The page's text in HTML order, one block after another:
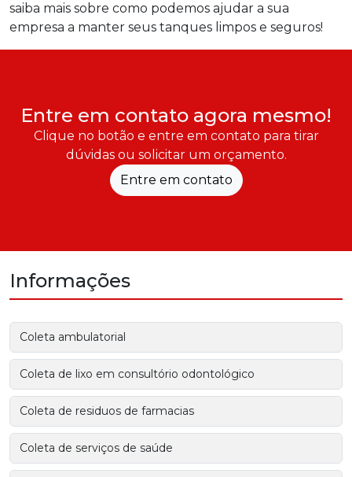
saiba mais sobre como podemos ajudar a sua
empresa a manter seus tanques limpos e seguros!
Entre em contato agora mesmo!
Clique no botão e entre em contato para tirar
dúvidas ou solicitar um orçamento.
Entre em contato
Informações
Coleta ambulatorial
Coleta de lixo em consultório odontológico
Coleta de residuos de farmacias
Coleta de serviços de saúde